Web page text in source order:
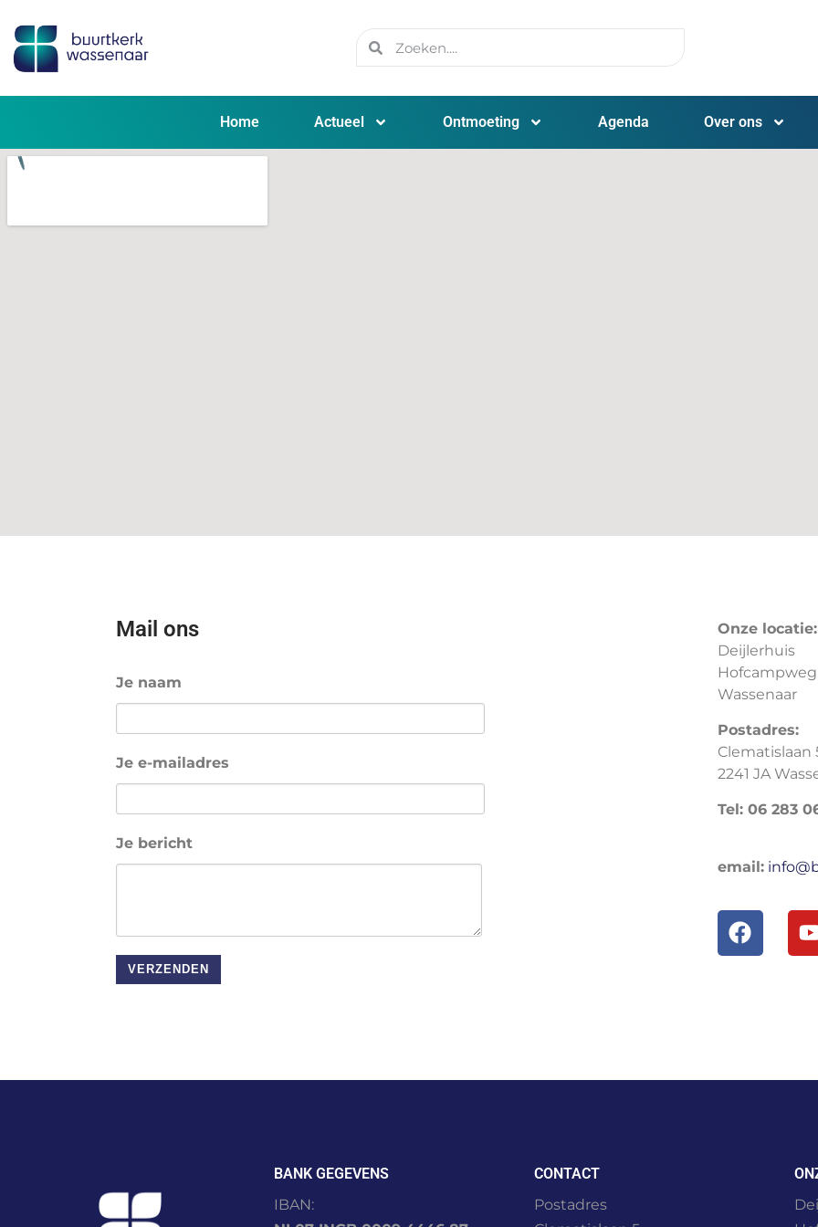
Home Actueel Ontmoeting Agenda Over ons
Mail ons
Je naam
Je e-mailadres
Je bericht
Onze locatie:
Deijlerhuis
Hofcampweg
Wassenaar
Postadres:
Clematislaan
2241 JA
Tel: 06 283
email:
BANK GEGEVENS
IBAN:
CONTACT
Postadres